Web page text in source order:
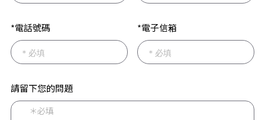
*電話號碼 *電子信箱
請留下您的問題